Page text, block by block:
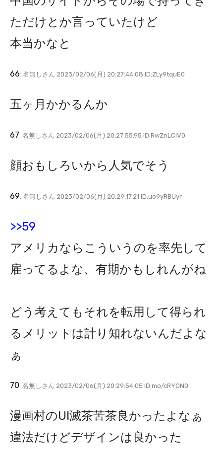
ただけとか言っていたけど
本当かなと
66: 名無しさん 2023/02/06(月) 20:27:44.08 ID:ZLy9tquE0
五ヶ月かかるんか
67: 名無しさん 2023/02/06(月) 20:27:55.95 ID:RwZnLCiV0
顔おもしろいから人気でそう
69: 名無しさん 2023/02/06(月) 20:29:17.21 ID:uo9yRBUyr
>>59
アメリカならこういうのを率先して
雇ってるよな、有期かもしれんがね
どう考えてもそれを転用して得られ
るメリットは計り知れないんだよな
ぁ
70: 名無しさん 2023/02/06(月) 20:29:54.05 ID:mo/cRYON0
漫画村のUI滅茶苦茶良かったよなぁ
違法だけどデザインは良かった